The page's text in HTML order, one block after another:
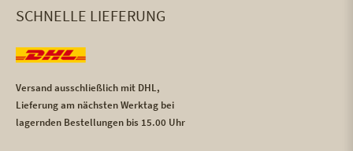
SCHNELLE LIEFERUNG
Versand ausschließlich mit DHL,
Lieferung am nächsten Werktag bei
lagernden Bestellungen bis 15.00 Uhr